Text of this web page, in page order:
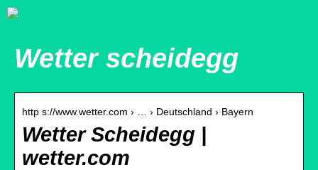
Wetter scheidegg
http s://www.wetter.com › … › Deutschland › Bayern
Wetter Scheidegg |
wetter.com